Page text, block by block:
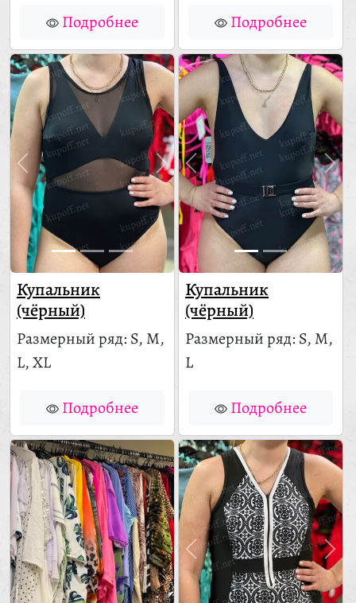
Подробнее Подробнее
Купальник
(чёрный)
Размерный ряд: S, M,
L, XL
Подробнее
Купальник
(чёрный)
Размерный ряд: S, M,
L
Подробнее